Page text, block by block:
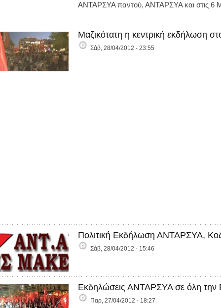
ΑΝΤΑΡΣΥΑ παντού, ΑΝΤΑΡΣΥΑ και στις 6
Μαζικότατη η κεντρική εκδήλωση
Σάβ, 28/04/2012 - 23:55
Πολιτική Εκδήλωση ΑΝΤΑΡΣΥΑ,
Σάβ, 28/04/2012 - 15:46
Εκδηλώσεις ΑΝΤΑΡΣΥΑ σε όλη την
Παρ, 27/04/2012 - 18:27